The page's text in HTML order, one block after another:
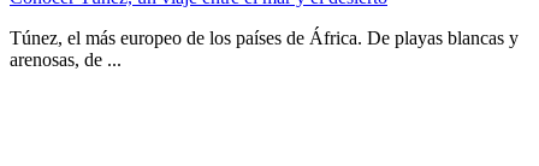
Túnez, el más europeo de los países de África. De playas blancas y
arenosas, de ...